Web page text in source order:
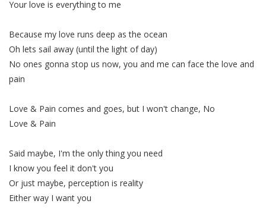
Your love is everything to me
Because my love runs deep as the ocean
Oh lets sail away (until the light of day)
No ones gonna stop us now, you and me can face the love and
pain
Love & Pain comes and goes, but I won't change, No
Love & Pain
Said maybe, I'm the only thing you need
I know you feel it don't you
Or just maybe, perception is reality
Either way I want you